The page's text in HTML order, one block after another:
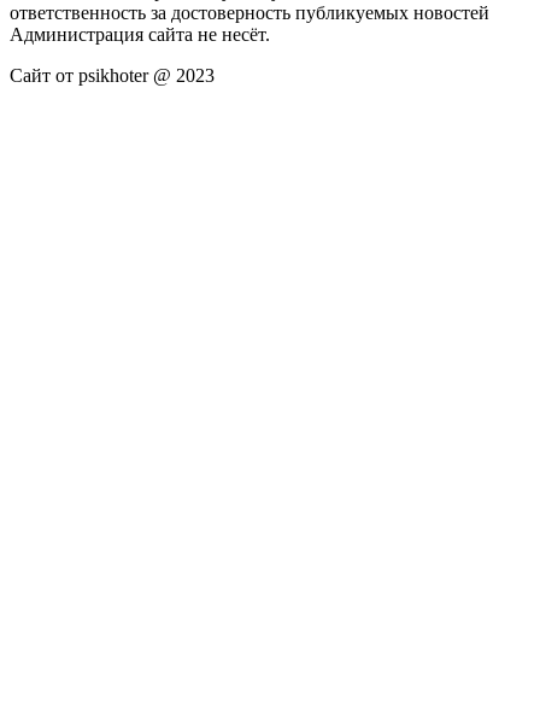
ответственность за достоверность публикуемых новостей
Администрация сайта не несёт.
Сайт от psikhoter @ 2023